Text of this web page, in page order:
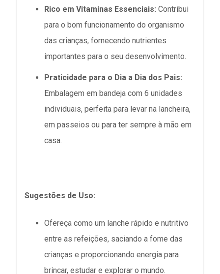
Rico em Vitaminas Essenciais: Contribui
para o bom funcionamento do organismo
das crianças, fornecendo nutrientes
importantes para o seu desenvolvimento.
Praticidade para o Dia a Dia dos Pais:
Embalagem em bandeja com 6 unidades
individuais, perfeita para levar na lancheira,
em passeios ou para ter sempre à mão em
casa.
Sugestões de Uso:
Ofereça como um lanche rápido e nutritivo
entre as refeições, saciando a fome das
crianças e proporcionando energia para
brincar, estudar e explorar o mundo.